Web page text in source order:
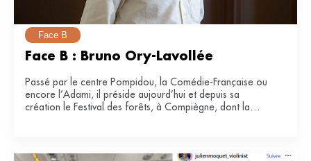
Face B
Face B : Bruno Ory-Lavollée
Passé par le centre Pompidou, la Comédie-Française ou
encore l’Adami, il préside aujourd’hui et depuis sa
création le Festival des forêts, à Compiègne, dont la